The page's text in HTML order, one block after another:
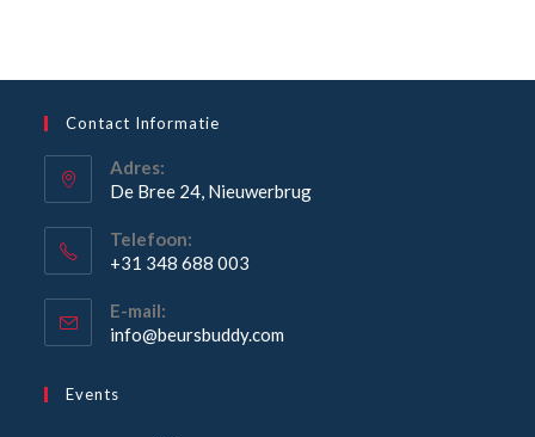
Contact Informatie
Adres:
De Bree 24, Nieuwerbrug
Telefoon:
+31 348 688 003
E-mail:
info@beursbuddy.com
Events